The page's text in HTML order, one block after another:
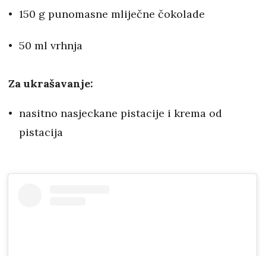
150 g punomasne mliječne čokolade
50 ml vrhnja
Za ukrašavanje:
nasitno nasjeckane pistacije i krema od
pistacija